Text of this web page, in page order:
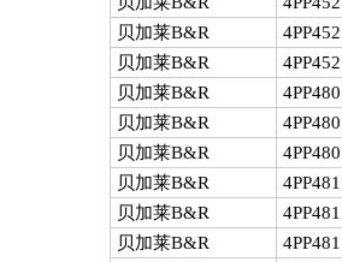
贝加莱B&R
贝加莱B&R
贝加莱B&R
贝加莱B&R
贝加莱B&R
贝加莱B&R
贝加莱B&R
贝加莱B&R